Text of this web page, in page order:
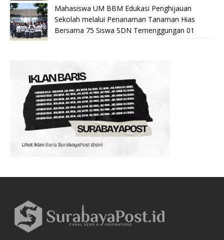
Mahasiswa UM BBM Edukasi Penghijauan
Sekolah melalui Penanaman Tanaman Hias
Bersama 75 Siswa SDN Temenggungan 01